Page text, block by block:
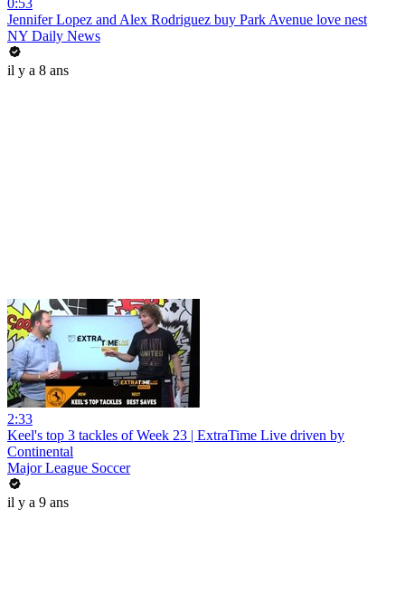
0:53
Jennifer Lopez and Alex Rodriguez buy Park Avenue love nest
NY Daily News
il y a 8 ans
2:33
Keel's top 3 tackles of Week 23 | ExtraTime Live driven by
Continental
Major League Soccer
il y a 9 ans